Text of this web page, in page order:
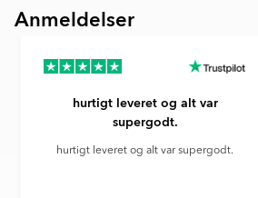
Anmeldelser
hurtigt leveret og alt var
supergodt.
hurtigt leveret og alt var supergodt.